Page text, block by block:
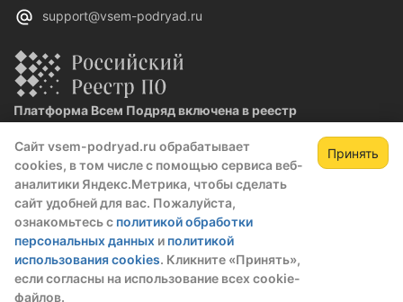
Сайт vsem-podryad.ru обрабатывает
cookies, в том числе с помощью сервиса веб-
аналитики Яндекс.Метрика, чтобы сделать
сайт удобней для вас. Пожалуйста,
ознакомьтесь с политикой обработки
персональных данных и политикой
использования cookies. Кликните «Принять»,
если согласны на использование всех cookie-
файлов.
Принять
support@vsem-podryad.ru
Платформа Всем Подряд включена в реестр
Реестровая запись №32021 от 06.02.2026
Политика конфиденциальности
О компании
© 2016 — 2026 ООО "Промтех"